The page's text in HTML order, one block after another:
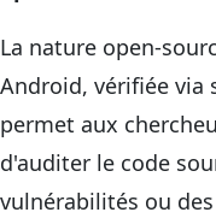
La nature open-
Android, vérifiée via
permet aux
d'auditer le code
vulnérabilités ou